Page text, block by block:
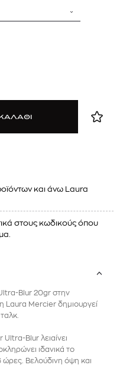
και άνω Laura
στους κωδικούς όπου
Blur 20gr στην
Laura Μercier δημιουργεί
Blur λειαίνει
ιδανικά το
ώρες. Βελούδινη όψη και